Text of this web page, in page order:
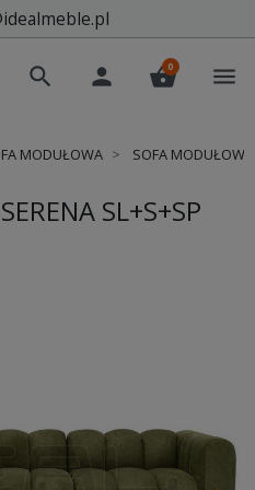
search person shopping_basket
0 menu
MODUŁOWA SOFA
SL+S+SP